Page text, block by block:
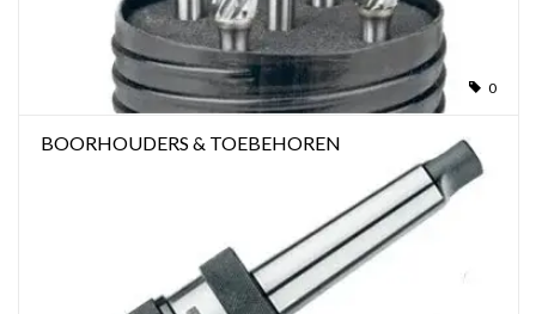
0
BOORHOUDERS & TOEBEHOREN